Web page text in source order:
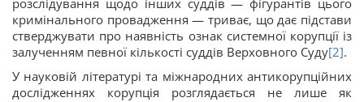
розслідування щодо інших суддів — фігурантів цього
кримінального провадження — триває, що дає підстави
стверджувати про наявність ознак системної корупції із
залученням певної кількості суддів Верховного Суду[2].
У науковій літературі та міжнародних антикорупційних
дослідженнях корупція розглядається не лише як